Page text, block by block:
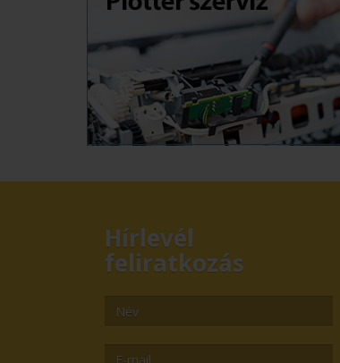
Hírlevél
feliratkozás